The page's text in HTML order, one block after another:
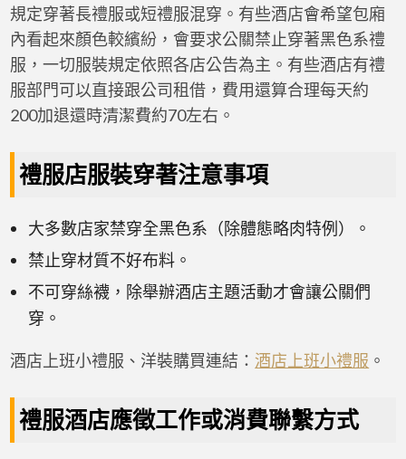
規定穿著長禮服或短禮服混穿。有些酒店會希望包廂
內看起來顏色較繽紛，會要求公關禁止穿著黑色系禮
服，一切服裝規定依照各店公告為主。有些酒店有禮
服部門可以直接跟公司租借，費用還算合理每天約
200加退還時清潔費約70左右。
禮服店服裝穿著注意事項
大多數店家禁穿全黑色系（除體態略肉特例）。
禁止穿材質不好布料。
不可穿絲襪，除舉辦酒店主題活動才會讓公關們
穿。
酒店上班小禮服、洋裝購買連結： 酒店上班小禮服 。
禮服酒店應徵工作或消費聯繫方式